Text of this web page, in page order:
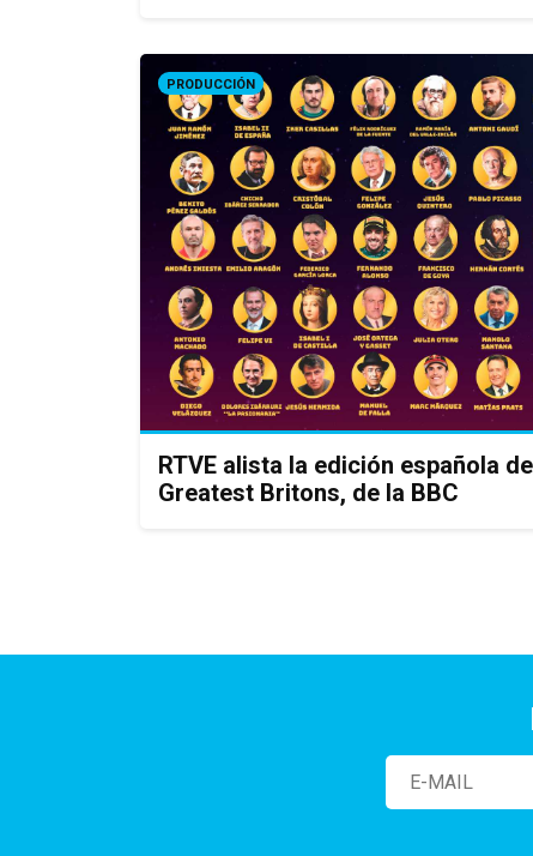
PRODUCCIÓN
RTVE alista la edición española
Greatest Britons, de la BBC